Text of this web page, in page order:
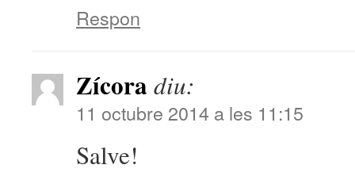
Respon
Zícora diu:
11 octubre 2014 a les 11:15
Salve!